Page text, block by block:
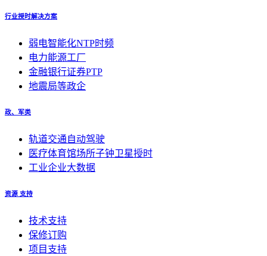
行业授时解决方案
弱电智能化NTP时频
电力能源工厂
金融银行证券PTP
地震局等政企
政、军类
轨道交通自动驾驶
医疗体育馆场所子钟卫星授时
工业企业大数据
资源 支持
技术支持
保修订购
项目支持